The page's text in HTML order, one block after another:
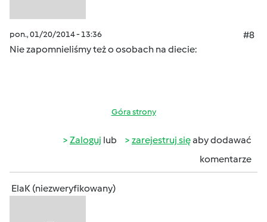
pon., 01/20/2014 - 13:36
#8
Nie zapomnieliśmy też o osobach na diecie:
Góra strony
Zaloguj lub zarejestruj sięaby dodawać
komentarze
ElaK (niezweryfikowany)